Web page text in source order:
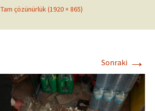
Tam çözünürlük (1920 × 865)
Sonraki →